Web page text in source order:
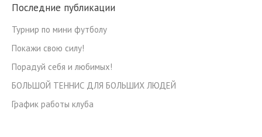
Последние публикации
Турнир по мини футболу
Покажи свою силу!
Порадуй себя и любимых!
БОЛЬШОЙ ТЕННИС ДЛЯ БОЛЬШИХ ЛЮДЕЙ
График работы клуба